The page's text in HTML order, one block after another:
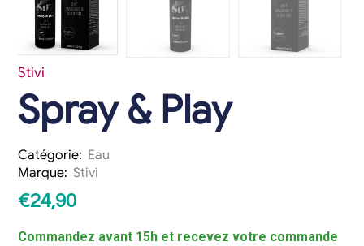
Stivi
Spray & Play
Catégorie: Eau
Marque: Stivi
€24,90
Commandez avant 15h et recevez votre commande